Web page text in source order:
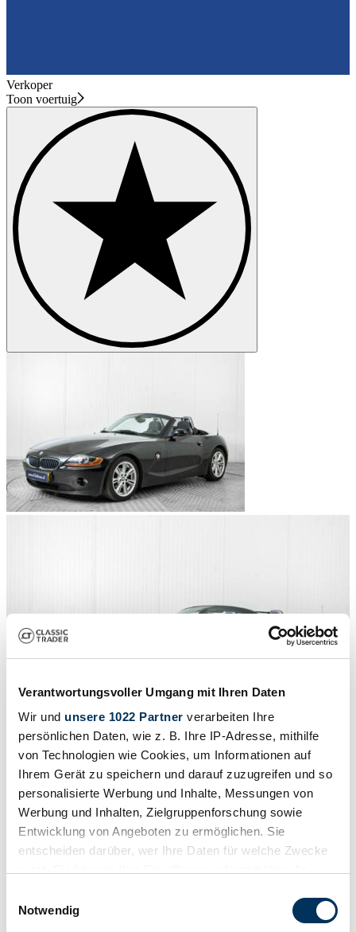
Verantwortungsvoller Umgang mit Ihren Daten
Wir und unsere 1022 Partner verarbeiten Ihre
persönlichen Daten, wie z. B. Ihre IP-Adresse, mithilfe
von Technologien wie Cookies, um Informationen auf
Ihrem Gerät zu speichern und darauf zuzugreifen und so
personalisierte Werbung und Inhalte, Messungen von
Werbung und Inhalten, Zielgruppenforschung sowie
Entwicklung von Angeboten zu ermöglichen. Sie
entscheiden darüber, wer Ihre Daten für welche Zwecke
Trigger Symbol ändern oder widerrufen
Notwendig
Verkoper
Toon voertuig
/50
2004 | BMW Z4 2.5i
BMW Z4 Roadster 2.5i
€ 14.900